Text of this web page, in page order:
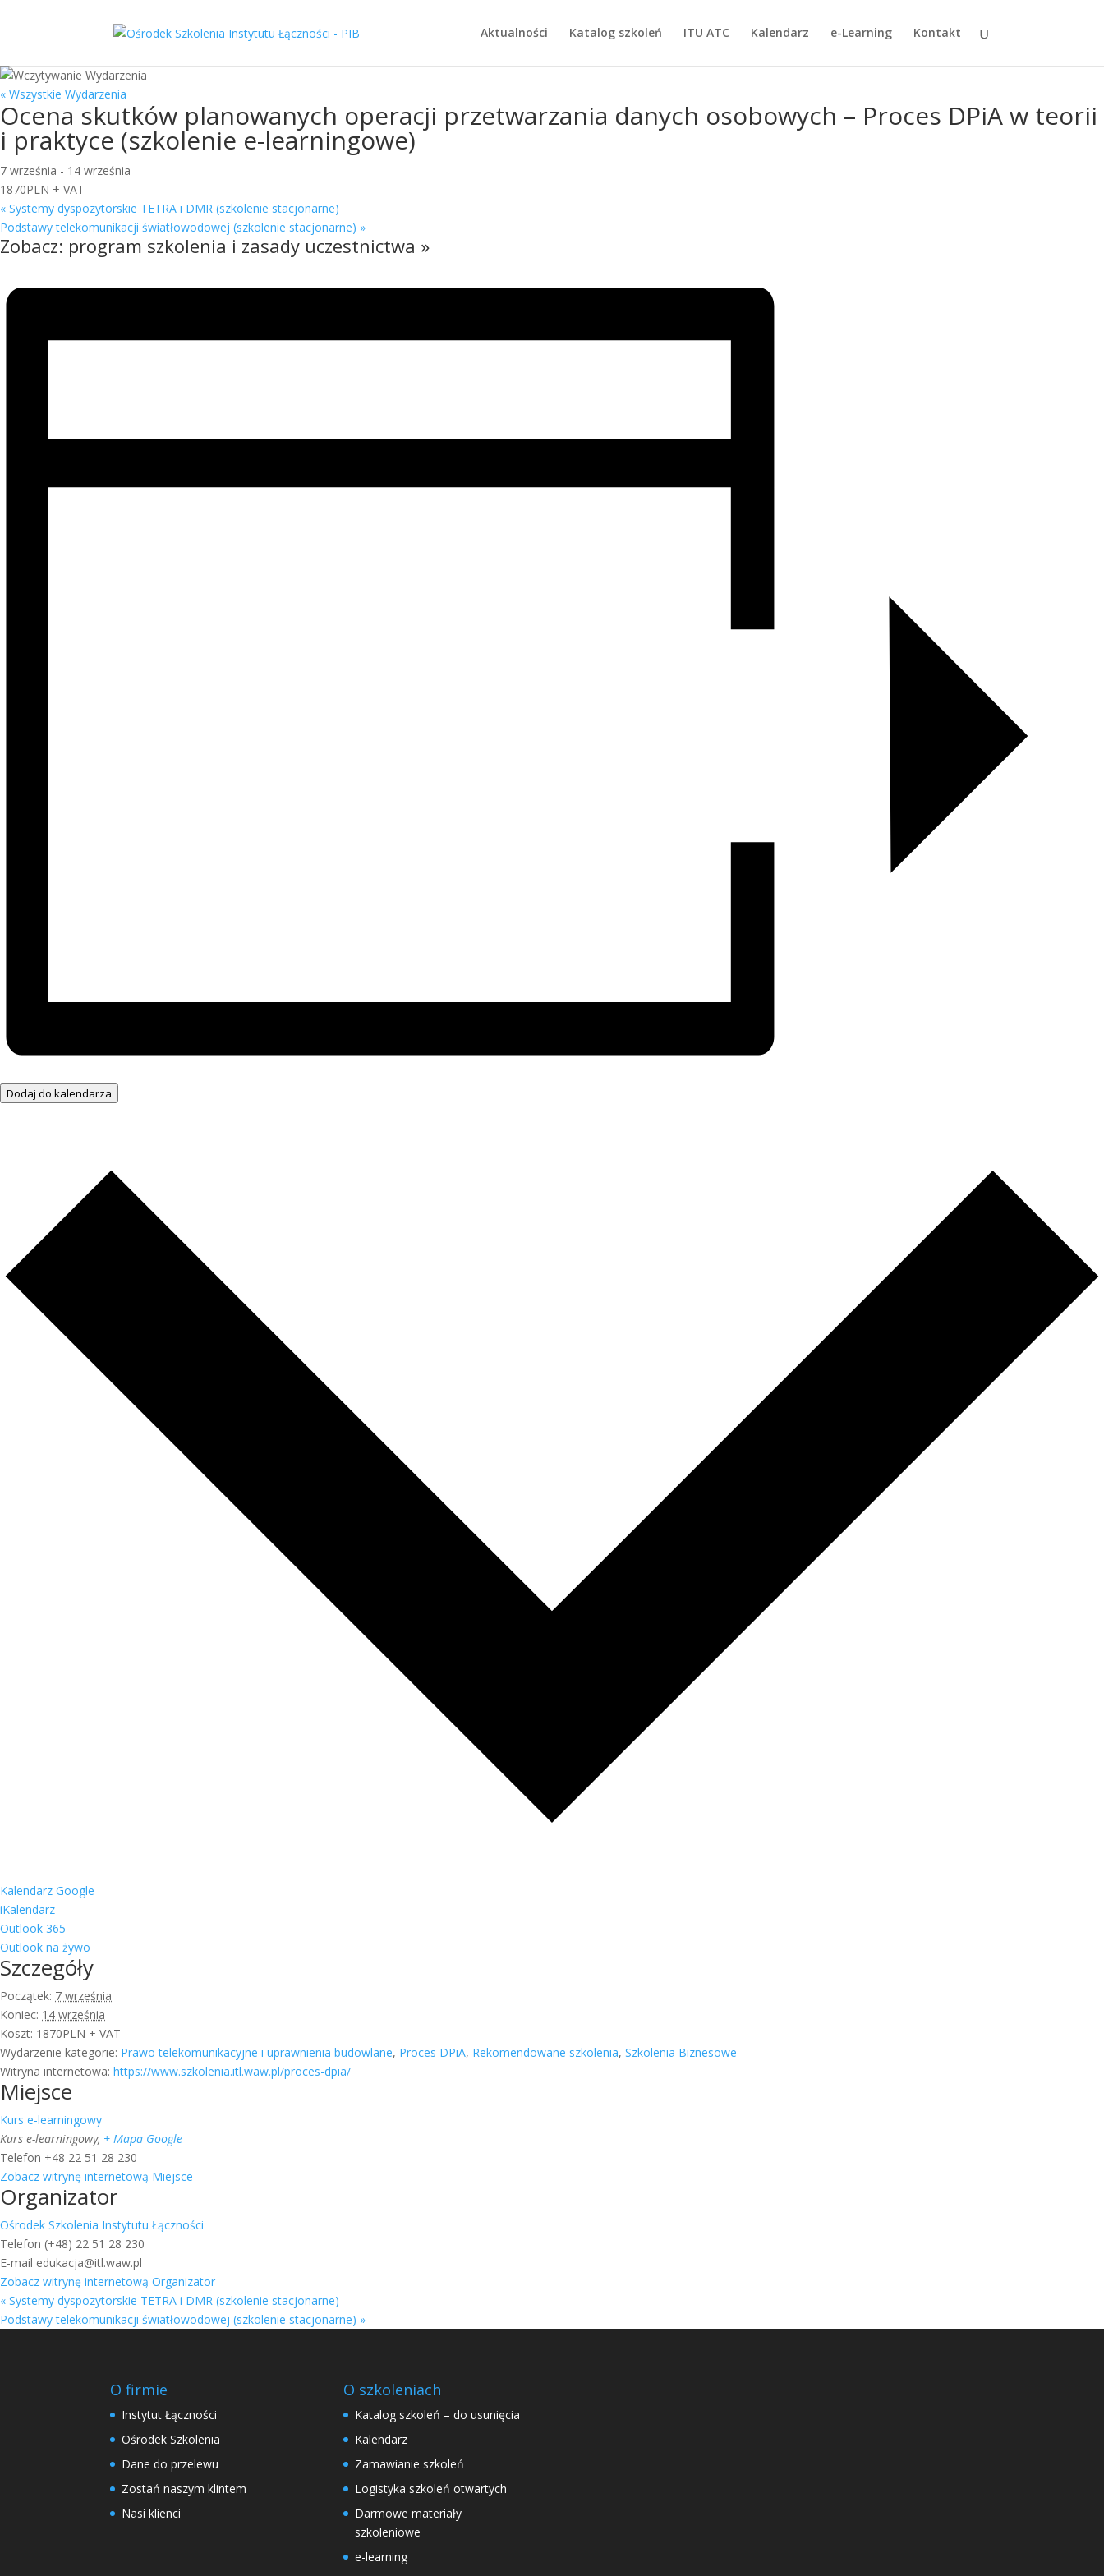
Aktualności Katalog szkoleń ITU ATC Kalendarz e-Learning Kontakt
« Wszystkie Wydarzenia
Ocena skutków planowanych operacji przetwarzania danych osobowych – Proces DPiA w teorii
i praktyce (szkolenie e-learningowe)
7 września - 14 września
1870PLN + VAT
« Systemy dyspozytorskie TETRA i DMR (szkolenie stacjonarne)
Podstawy telekomunikacji światłowodowej (szkolenie stacjonarne) »
Zobacz: program szkolenia i zasady uczestnictwa »
Dodaj do kalendarza
Kalendarz Google
iKalendarz
Outlook 365
Outlook na żywo
Szczegóły
Początek: 7 września
Koniec: 14 września
Koszt: 1870PLN + VAT
Wydarzenie kategorie: Prawo telekomunikacyjne i uprawnienia budowlane, Proces DPiA, Rekomendowane szkolenia, Szkolenia Biznesowe
Witryna internetowa: https://www.szkolenia.itl.waw.pl/proces-dpia/
Miejsce
Kurs e-learningowy
Kurs e-learningowy, + Mapa Google
Telefon +48 22 51 28 230
Zobacz witrynę internetową Miejsce
Organizator
Ośrodek Szkolenia Instytutu Łączności
Telefon (+48) 22 51 28 230
E-mail edukacja@itl.waw.pl
Zobacz witrynę internetową Organizator
« Systemy dyspozytorskie TETRA i DMR (szkolenie stacjonarne)
Podstawy telekomunikacji światłowodowej (szkolenie stacjonarne) »
O firmie
Instytut Łączności
Ośrodek Szkolenia
Dane do przelewu
Zostań naszym klintem
Nasi klienci
O szkoleniach
Katalog szkoleń – do usunięcia
Kalendarz
Zamawianie szkoleń
Logistyka szkoleń otwartych
Darmowe materiały
szkoleniowe
e-learning